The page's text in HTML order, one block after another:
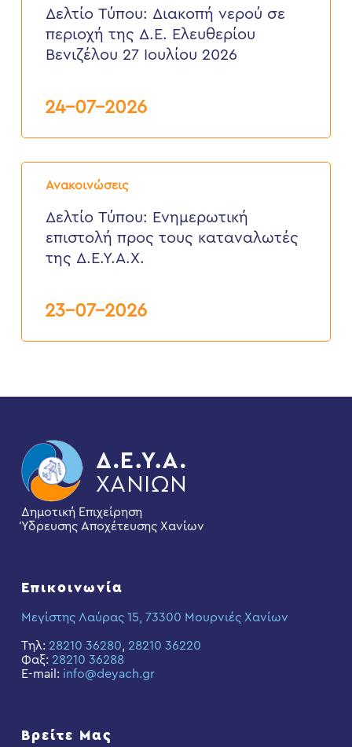
νερού
περιοχή
2026
Δελτίο Τύπου: Διακοπή νερού σε
περιοχή της Δ.Ε. Ελευθερίου
Βενιζέλου 27 Ιουλίου 2026
24-07-2026
Ανακοινώσεις
Δελτίο
Τύπου:
επιστολή
προς
τους
καταναλωτές
Δελτίο Τύπου: Eνημερωτική
επιστολή προς τους καταναλωτές
της Δ.Ε.Υ.Α.Χ.
23-07-2026
Δημοτική Επιχείρηση
Ύδρευσης Αποχέτευσης Χανίων
Επικοινωνία
Μεγίστης Λαύρας 15, 73300 Μουρνιές Χανίων
Τηλ: 28210 36280, 28210 36220
Φαξ: 28210 36288
E-mail: info@deyach.gr
Βρείτε Μας